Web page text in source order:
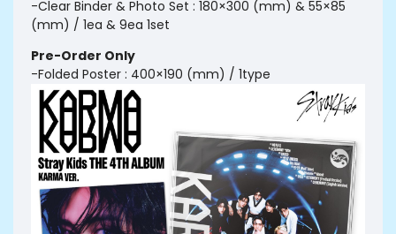
-Clear Binder & Photo Set : 180×300 (mm) & 55×85
(mm) / 1ea & 9ea 1set
Pre-Order Only
-Folded Poster : 400×190 (mm) / 1type